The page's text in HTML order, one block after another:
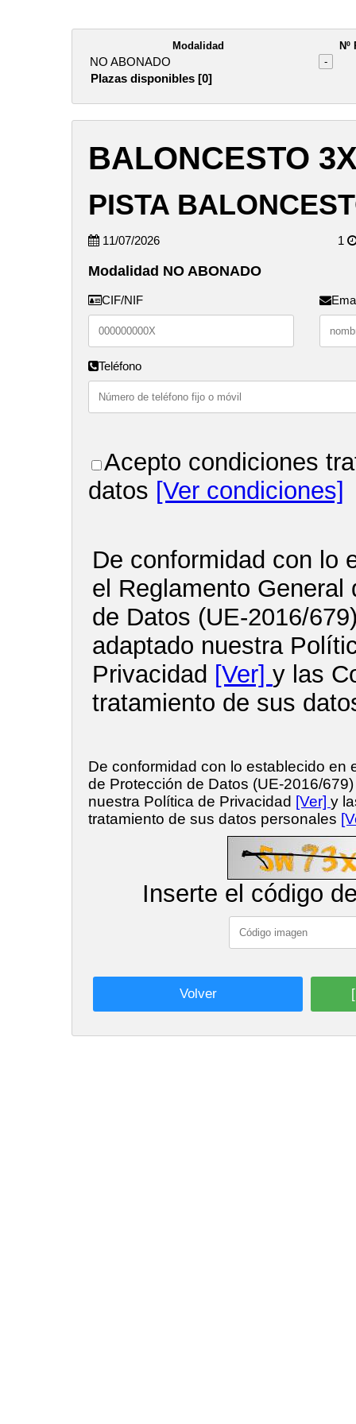
Modalidad Nº
NO ABONADO -
Plazas disponibles [0]
BALONCESTO
PISTA
11/07/2026 1
Modalidad NO ABONADO
CIF/NIF
Teléfono
Acepto condiciones
datos [Ver condiciones]
De conformidad con lo
el Reglamento General
de Datos (UE-2016/
adaptado nuestra
Privacidad [Ver] y las
tratamiento de sus
De conformidad con lo establecido en
de Protección de Datos (UE-2016/
nuestra Política de Privacidad [Ver] y
tratamiento de sus datos personales
Inserte el código
Volver